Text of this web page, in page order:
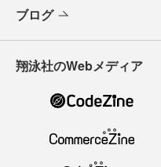
ブログ
翔泳社のWebメディア